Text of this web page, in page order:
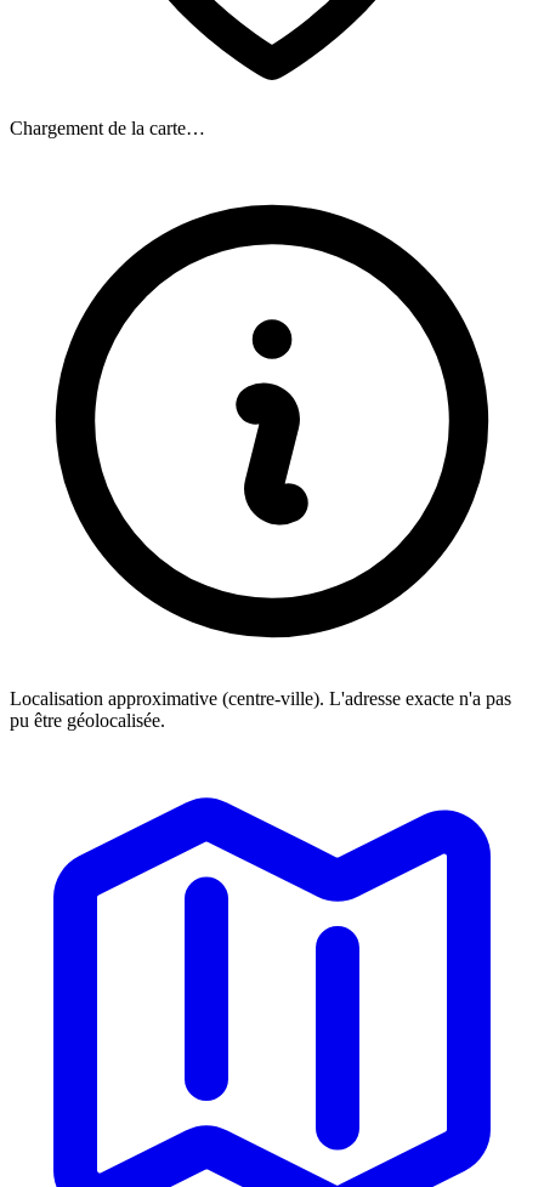
Chargement de la carte…
Localisation approximative (centre-ville). L'adresse exacte n'a pas
pu être géolocalisée.